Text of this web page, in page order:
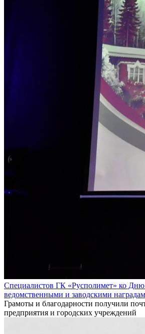
Специалистов ГК «Русполимет» ко Дню
ведомственными и заводскими
Грамоты и благодарности получили
предприятия и городских учреждений